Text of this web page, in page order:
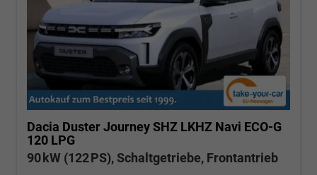
Dacia DusterJourney SHZ LKHZ Navi ECO-G
120 LPG
90 kW (122 PS), Schaltgetriebe, Frontantrieb